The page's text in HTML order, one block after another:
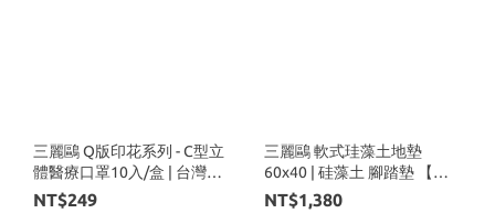
三麗鷗 Q版印花系列 - C型立
體醫療口罩10入/盒 | 台灣製
造 成人醫療口罩 【收納王
妃】
NT$249
三麗鷗 軟式珪藻土地墊
60x40 | 硅藻土 腳踏墊 【收
納王妃】
NT$1,380